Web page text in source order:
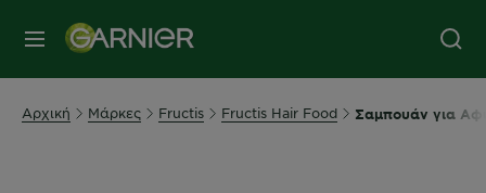
MENU
Αρχική Μάρκες Fructis Fructis Hair Food Σαμπουάν για